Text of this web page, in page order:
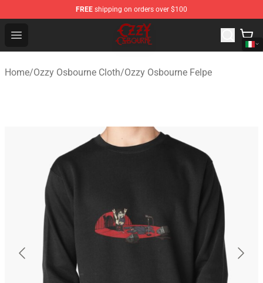
FREE shipping on orders over $100
Open menu
Ozzy Osbourne Store - Official Ozzy Osbourne
Home/Ozzy Osbourne Cloth/Ozzy Osbourne Felpe